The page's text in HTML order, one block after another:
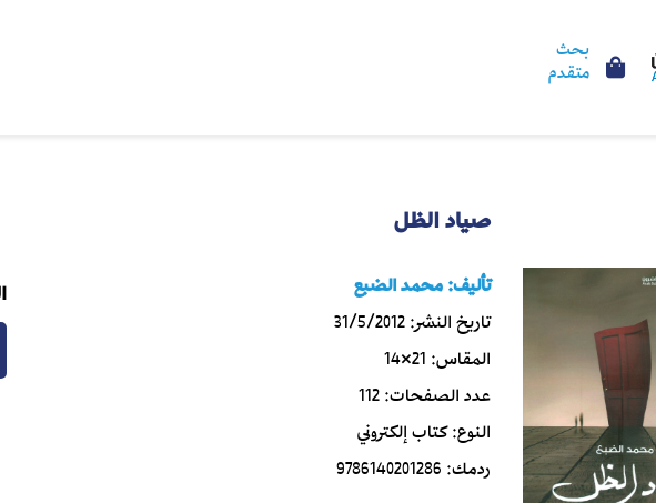
بحث
متقدم
صياد الظل
تأليف:محمد الضبع
تاريخ النشر:31/5/2012
المقاس:21×14
عدد الصفحات:112
النوع:كتاب إلكتروني
ردمك:9786140201286